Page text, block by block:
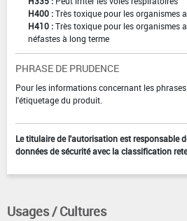
H400 :Très toxique pour les organismes
H410 :Très toxique pour les organismes
néfastes à long terme
PHRASE DE PRUDENCE
Pour les informations concernant les
l'étiquetage du produit.
Le titulaire de l'autorisation est responsable
données de sécurité avec la classification
Usages / Cultures